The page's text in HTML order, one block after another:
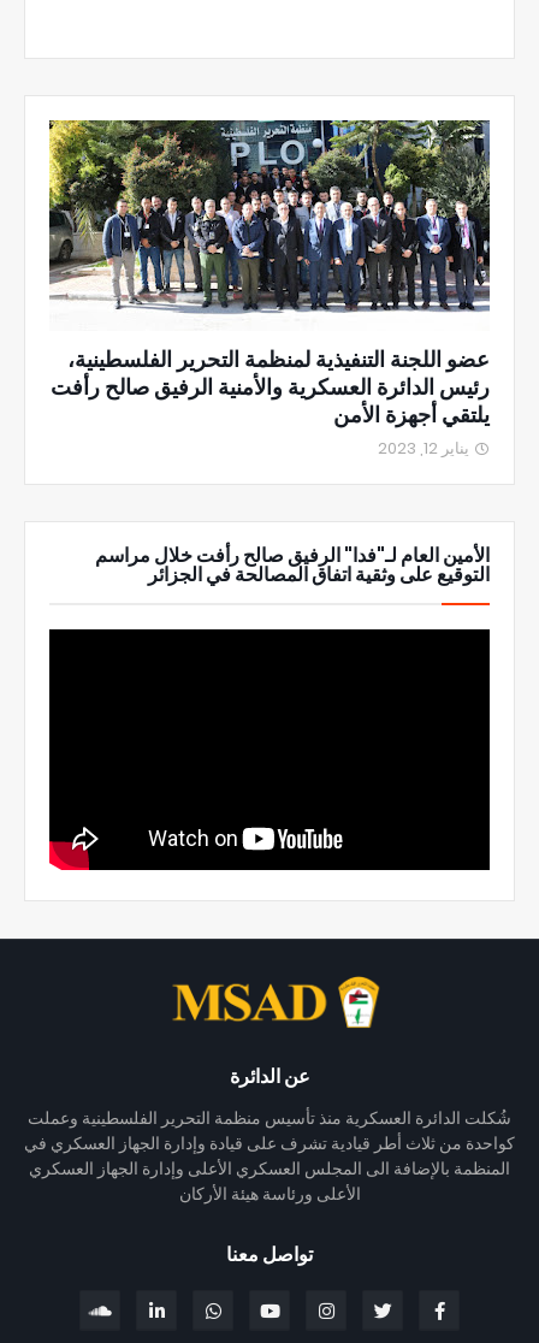
عضو اللجنة التنفيذية لمنظمة التحرير الفلسطينية،
رئيس الدائرة العسكرية والأمنية الرفيق صالح رأفت
يلتقي أجهزة الأمن
يناير 12, 2023
الأمين العام لـ"فدا" الرفيق صالح رأفت خلال مراسم
التوقيع على وثقية اتفاق المصالحة في الجزائر
عن الدائرة
شُكلت الدائرة العسكرية منذ تأسيس منظمة التحرير الفلسطينية وعملت
كواحدة من ثلاث أطر قيادية تشرف على قيادة وإدارة الجهاز العسكري في
المنظمة بالإضافة الى المجلس العسكري الأعلى وإدارة الجهاز العسكري
الأعلى ورئاسة هيئة الأركان
تواصل معنا